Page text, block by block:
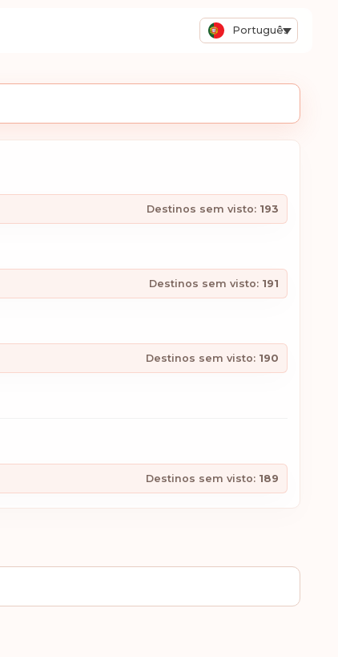
Português
Destinos sem visto: 193
Destinos sem visto: 191
Destinos sem visto: 190
Destinos sem visto: 189